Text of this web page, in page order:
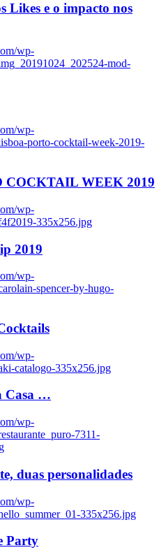
Likes e o impacto nos
wp-
mod-
wp-
porto-cocktail-week-2019-
COCKTAIL WEEK 2019
wp-
335x256.jpg
2019
wp-
spencer-by-hugo-
wp-
catalogo-335x256.jpg
Casa …
wp-
7311-
duas personalidades
wp-
335x256.jpg
Party